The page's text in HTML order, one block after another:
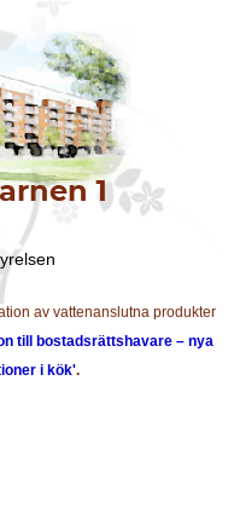
av vattenanslutna produkter
till bostadsrättshavare – nya
i kök'.